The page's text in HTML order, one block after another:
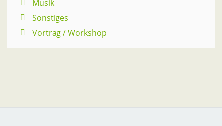
Musik
Sonstiges
Vortrag / Workshop